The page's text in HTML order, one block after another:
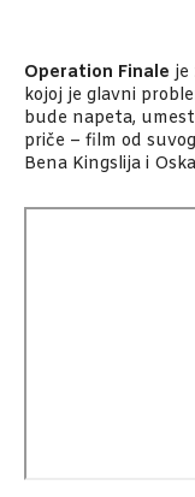
Operation Finale je
kojoj je glavni
bude napeta,
priče – film od
Bena Kingslija i